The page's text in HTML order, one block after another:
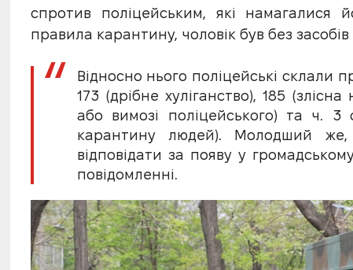
спротив поліцейським, які намагалися
правила карантину, чоловік був без засобів
Відносно нього поліцейські склали
173 (дрібне хуліганство), 185
або вимозі поліцейського) та ч.
карантину людей). Молодший же,
відповідати за появу у
повідомленні.